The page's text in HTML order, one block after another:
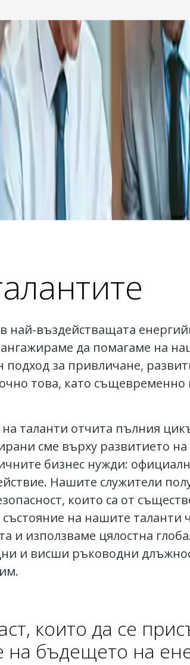
най-въздействащата
да помагаме на
за привличане,
това, като
таланти отчита пълния
сме върху развитието
бизнес нужди:
Нашите служители
които са от
на нашите таланти
и използваме цялостна
и висши ръководни
които да се
на бъдещето на